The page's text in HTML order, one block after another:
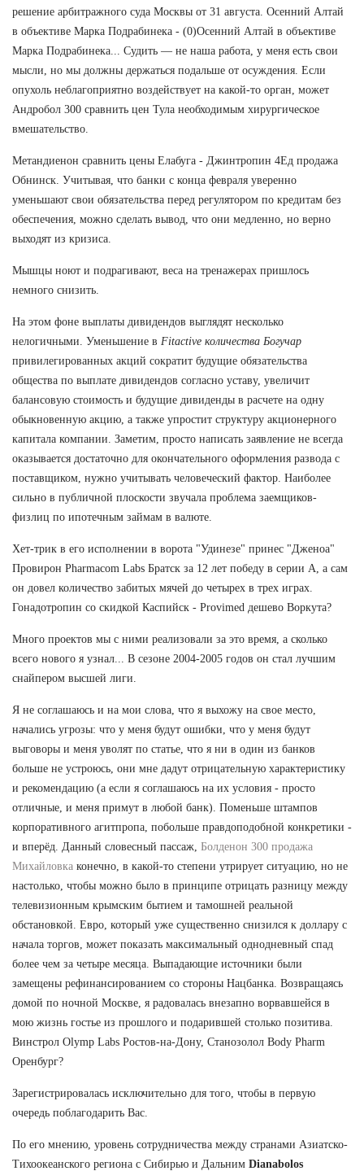
решение арбитражного суда Москвы от 31 августа. Осенний Алтай
в объективе Марка Подрабинека - (0)Осенний Алтай в объективе
Марка Подрабинека... Судить — не наша работа, у меня есть свои
мысли, но мы должны держаться подальше от осуждения. Если
опухоль неблагоприятно воздействует на какой-то орган, может
Андробол 300 сравнить цен Тула необходимым хирургическое
вмешательство.
Метандиенон сравнить цены Елабуга - Джинтропин 4Ед продажа
Обнинск. Учитывая, что банки с конца февраля уверенно
уменьшают свои обязательства перед регулятором по кредитам без
обеспечения, можно сделать вывод, что они медленно, но верно
выходят из кризиса.
Мышцы ноют и подрагивают, веса на тренажерах пришлось
немного снизить.
На этом фоне выплаты дивидендов выглядят несколько
нелогичными. Уменьшение в Fitactive количества Богучар
привилегированных акций сократит будущие обязательства
общества по выплате дивидендов согласно уставу, увеличит
балансовую стоимость и будущие дивиденды в расчете на одну
обыкновенную акцию, а также упростит структуру акционерного
капитала компании. Заметим, просто написать заявление не всегда
оказывается достаточно для окончательного оформления развода с
поставщиком, нужно учитывать человеческий фактор. Наиболее
сильно в публичной плоскости звучала проблема заемщиков-
физлиц по ипотечным займам в валюте.
Хет-трик в его исполнении в ворота "Удинезе" принес "Дженоа"
Провирон Pharmacom Labs Братск за 12 лет победу в серии А, а сам
он довел количество забитых мячей до четырех в трех играх.
Гонадотропин со скидкой Каспийск - Provimed дешево Воркута?
Много проектов мы с ними реализовали за это время, а сколько
всего нового я узнал... В сезоне 2004-2005 годов он стал лучшим
снайпером высшей лиги.
Я не соглашаюсь и на мои слова, что я выхожу на свое место,
начались угрозы: что у меня будут ошибки, что у меня будут
выговоры и меня уволят по статье, что я ни в один из банков
больше не устроюсь, они мне дадут отрицательную характеристику
и рекомендацию (а если я соглашаюсь на их условия - просто
отличные, и меня примут в любой банк). Поменьше штампов
корпоративного агитпропа, побольше правдоподобной конкретики -
и вперёд. Данный словесный пассаж, Болденон 300 продажа
Михайловка конечно, в какой-то степени утрирует ситуацию, но не
настолько, чтобы можно было в принципе отрицать разницу между
телевизионным крымским бытием и тамошней реальной
обстановкой. Евро, который уже существенно снизился к доллару с
начала торгов, может показать максимальный однодневный спад
более чем за четыре месяца. Выпадающие источники были
замещены рефинансированием со стороны Нацбанка. Возвращаясь
домой по ночной Москве, я радовалась внезапно ворвавшейся в
мою жизнь гостье из прошлого и подарившей столько позитива.
Винстрол Olymp Labs Ростов-на-Дону, Станозолол Body Pharm
Оренбург?
Зарегистрировалась исключительно для того, чтобы в первую
очередь поблагодарить Вас.
По его мнению, уровень сотрудничества между странами Азиатско-
Тихоокеанского региона с Сибирью и Дальним Dianabolos